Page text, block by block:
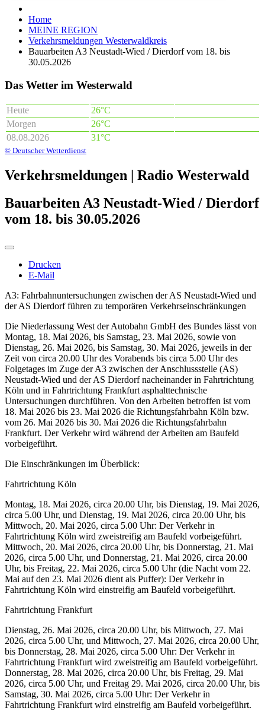
Home
MEINE REGION
Verkehrsmeldungen Westerwaldkreis
Bauarbeiten A3 Neustadt-Wied / Dierdorf vom 18. bis
30.05.2026
Das Wetter im Westerwald
Heute
26°C
Morgen
26°C
08.08.2026
31°C
© Deutscher Wetterdienst
Verkehrsmeldungen | Radio Westerwald
Bauarbeiten A3 Neustadt-Wied / Dierdorf
vom 18. bis 30.05.2026
Drucken
E-Mail
A3: Fahrbahnuntersuchungen zwischen der AS Neustadt-Wied und
der AS Dierdorf führen zu temporären Verkehrseinschränkungen
Die Niederlassung West der Autobahn GmbH des Bundes lässt von
Montag, 18. Mai 2026, bis Samstag, 23. Mai 2026, sowie von
Dienstag, 26. Mai 2026, bis Samstag, 30. Mai 2026, jeweils in der
Zeit von circa 20.00 Uhr des Vorabends bis circa 5.00 Uhr des
Folgetages im Zuge der A3 zwischen der Anschlussstelle (AS)
Neustadt-Wied und der AS Dierdorf nacheinander in Fahrtrichtung
Köln und in Fahrtrichtung Frankfurt asphalttechnische
Untersuchungen durchführen. Von den Arbeiten betroffen ist vom
18. Mai 2026 bis 23. Mai 2026 die Richtungsfahrbahn Köln bzw.
vom 26. Mai 2026 bis 30. Mai 2026 die Richtungsfahrbahn
Frankfurt. Der Verkehr wird während der Arbeiten am Baufeld
vorbeigeführt.
Die Einschränkungen im Überblick:
Fahrtrichtung Köln
Montag, 18. Mai 2026, circa 20.00 Uhr, bis Dienstag, 19. Mai 2026,
circa 5.00 Uhr, und Dienstag, 19. Mai 2026, circa 20.00 Uhr, bis
Mittwoch, 20. Mai 2026, circa 5.00 Uhr: Der Verkehr in
Fahrtrichtung Köln wird zweistreifig am Baufeld vorbeigeführt.
Mittwoch, 20. Mai 2026, circa 20.00 Uhr, bis Donnerstag, 21. Mai
2026, circa 5.00 Uhr, und Donnerstag, 21. Mai 2026, circa 20.00
Uhr, bis Freitag, 22. Mai 2026, circa 5.00 Uhr (die Nacht vom 22.
Mai auf den 23. Mai 2026 dient als Puffer): Der Verkehr in
Fahrtrichtung Köln wird einstreifig am Baufeld vorbeigeführt.
Fahrtrichtung Frankfurt
Dienstag, 26. Mai 2026, circa 20.00 Uhr, bis Mittwoch, 27. Mai
2026, circa 5.00 Uhr, und Mittwoch, 27. Mai 2026, circa 20.00 Uhr,
bis Donnerstag, 28. Mai 2026, circa 5.00 Uhr: Der Verkehr in
Fahrtrichtung Frankfurt wird zweistreifig am Baufeld vorbeigeführt.
Donnerstag, 28. Mai 2026, circa 20.00 Uhr, bis Freitag, 29. Mai
2026, circa 5.00 Uhr, und Freitag 29. Mai 2026, circa 20.00 Uhr, bis
Samstag, 30. Mai 2026, circa 5.00 Uhr: Der Verkehr in
Fahrtrichtung Frankfurt wird einstreifig am Baufeld vorbeigeführt.